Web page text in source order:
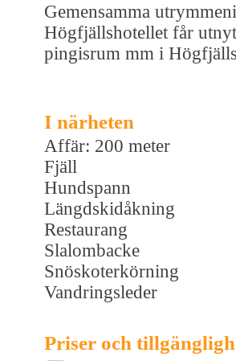
Gemensamma
Högfjällshotellet får
pingisrum mm i
I närheten
Affär: 200 meter
Fjäll
Hundspann
Längdskidåkning
Restaurang
Slalombacke
Snöskoterkörning
Vandringsleder
Priser och